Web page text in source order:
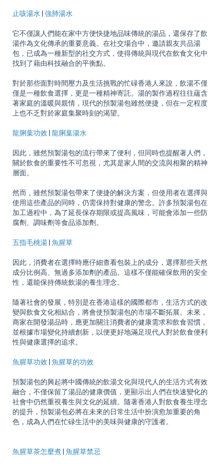
止咳湯水 強肺湯水
它不僅讓人們能在家中方便快捷地品味傳統的湯品，還保存了飲
湯作為文化傳承的重要意義。在社交場合中，邀請親友共品湯
包，已成為一種新型的社交方式，使得傳統與現代在飲食文化中
找到了藉由科技融合的平衡點。
對於那些面對時間壓力及生活挑戰的忙碌香港人來說，飲湯不僅
僅是一種飲食選擇，更是一種精神寄託。湯的製作過程往往蘊含
著家庭的溫暖與親情，現代的預製湯包雖然便捷，但在一定程度
上也不乏對於家庭集聚時刻的渴望。
龍脷葉功效 龍脷葉湯水
因此，雖然預製湯包的流行帶來了便利，但同時也提醒著人們，
關於飲食的重要性不可忽視，尤其是家人間的交流與相聚的精神
層面。
然而，雖然預製湯包帶來了便捷的解決方案，但使用者在選擇與
使用這些產品的同時，仍需保持對健康的警念。許多預製湯包在
加工過程中，為了延長保存期限或提高風味，可能會添加一些防
腐劑、調味劑等食品添加劑。
五指毛桃湯 魚腥草
因此，消費者在選擇時應仔細查看包裝上的成分，選擇那些天然
成分比例高、無過多添加劑的產品。這樣不僅能確保飲用的安全
性，還能保持傳統飲湯的養生理念。
隨著社會的發展，特別是在香港這樣的國際都市，生活方式的改
變與飲食文化相結合，將會使預製湯包的市場不斷拓展。未來，
商家在開發湯品時，應更加關注消費者的健康需求和飲食習慣，
並根據市場變化持續創新，以便更好地滿足現代人對於飲食便利
性與健康選擇的追求。
魚腥草功效 魚腥草的功效
預製湯包的興起將中國傳統的飲湯文化與現代人的生活方式有效
融合，不僅保留了湯品的健康價值，更顯示出人們在快速變化的
社會中仍然重視養生與文化的延續。隨著香港人對飲食養生理念
的提升，預製湯包必將在未來的日常生活中扮演愈加重要的角
色，成為人們在忙碌生活中的美味與健康的守護者。
魚腥草茶怎麼煮 魚腥草禁忌